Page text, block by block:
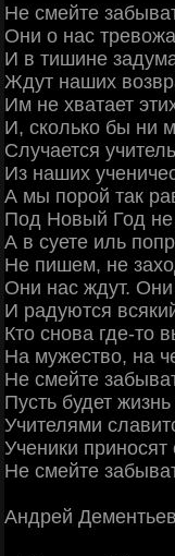
Не смейте
Они о нас
И в тишине
Ждут наших
Им не хватает
И, сколько бы ни
Случается
Из наших
А мы порой так
Под Новый Год
А в суете иль
Не пишем, не
Они нас ждут.
И радуются
Кто снова где-то
На мужество, на
Не смейте
Пусть будет
Учителями
Ученики приносят
Не смейте
Андрей Дементьев